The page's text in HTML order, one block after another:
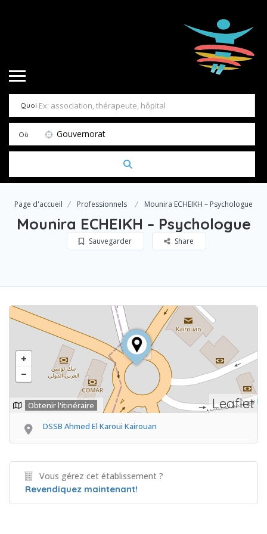
Quoi
Où Gouvernorat
Page d'accueil Professionnels Mounira ECHEIKH – Psychologue
Mounira ECHEIKH – Psychologue
Sauvegarder Share
Leaflet
Obtenir l'itinéraire
DSSB Ahmed El Karoui Kairouan
Vous gérez cet établissement ?
Revendiquez maintenant!